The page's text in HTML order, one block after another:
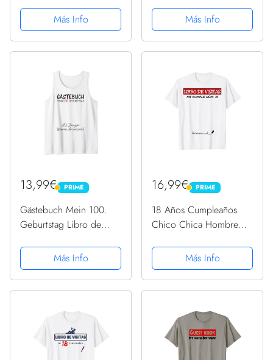
Mangas
Más Info
Manga Raglan
Más Info
13,99€ PRIME
PRIME
Gästebuch Mein 100.
Geburtstag Libro de
Mangas
Más Info
16,99€ PRIME
PRIME
18 Años Cumpleaños
Chico Chica Hombre
CamisetaMás Info